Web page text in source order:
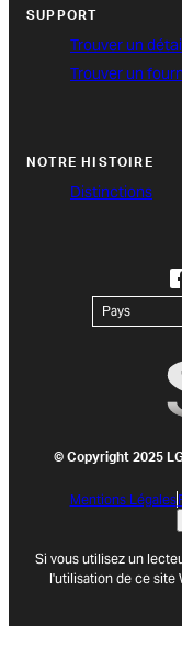
SUPPORT
Trouver un
Trouver un
NOTRE HISTOIRE
Distinctions
Pays
© Copyright 2025
Mentions Légales
Si vous utilisez un
l'utilisation de ce site